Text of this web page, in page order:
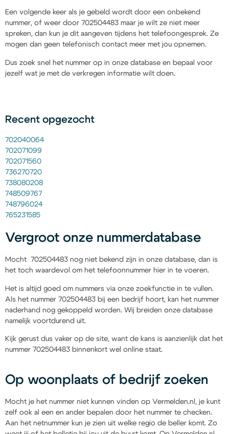
Een volgende keer als je gebeld wordt door een onbekend
nummer, of weer door 702504483 maar je wilt ze niet meer
spreken, dan kun je dit aangeven tijdens het telefoongesprek. Ze
mogen dan geen telefonisch contact meer met jou opnemen.
Dus zoek snel het nummer op in onze database en bepaal voor
jezelf wat je met de verkregen informatie wilt doen.
Recent opgezocht
702040064
702071099
702071560
736270720
738080208
748509767
748796024
765231585
Vergroot onze nummerdatabase
Mocht 702504483 nog niet bekend zijn in onze database, dan is
het toch waardevol om het telefoonnummer hier in te voeren.
Het is altijd goed om nummers via onze zoekfunctie in te vullen.
Als het nummer 702504483 bij een bedrijf hoort, kan het nummer
naderhand nog gekoppeld worden. Wij breiden onze database
namelijk voortdurend uit.
Kijk gerust dus vaker op de site, want de kans is aanzienlijk dat het
nummer 702504483 binnenkort wel online staat.
Op woonplaats of bedrijf zoeken
Mocht je het nummer niet kunnen vinden op Vermelden.nl, je kunt
zelf ook al een en ander bepalen door het nummer te checken.
Aan het netnummer kun je zien uit welke regio de beller komt. Zo